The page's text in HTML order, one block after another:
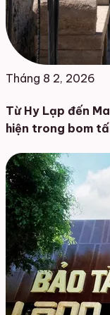
Tháng 8 2, 2026
Từ Hy Lạp đến
hiện trong bom